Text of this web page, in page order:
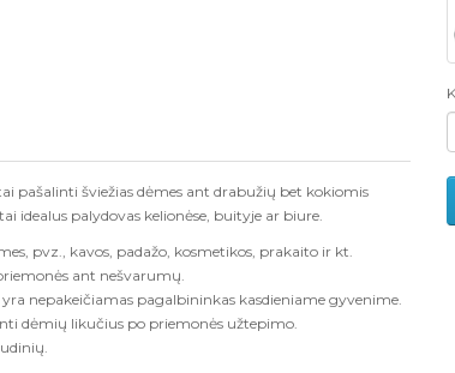
pašalinti šviežias dėmes ant drabužių bet kokiomis
idealus palydovas kelionėse, buityje ar biure.
pvz., kavos, padažo, kosmetikos, prakaito ir kt.
ant nešvarumų.
nepakeičiamas pagalbininkas kasdieniame gyvenime.
dėmių likučius po priemonės užtepimo.